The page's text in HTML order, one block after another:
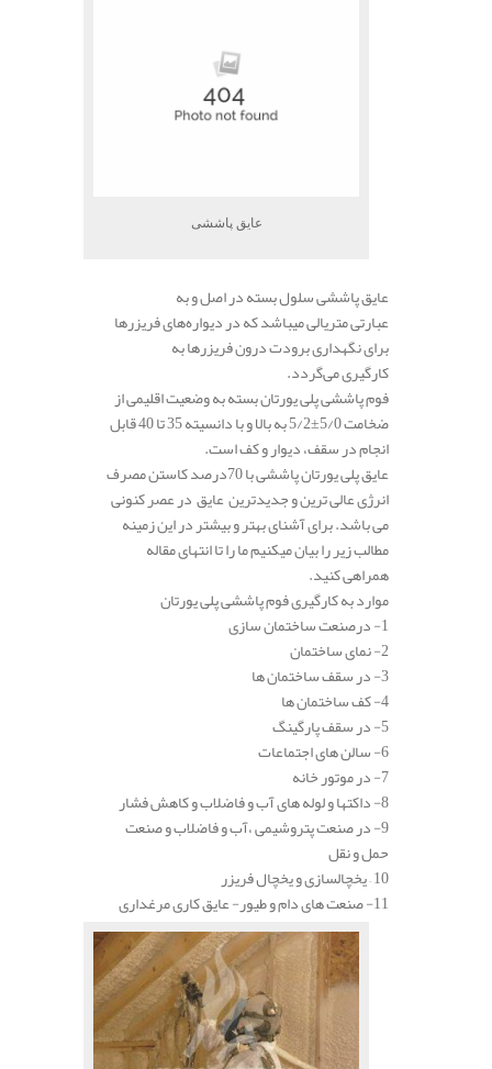
عایق پاششی
عایق پاششی سلول بسته در اصل و به
عبارتی متریالی میباشد که در دیواره‌های فریزر‌ها
برای نگهداری برودت درون فریزرهابه
کارگیری می‌گردد.
فوم پاششی پلی یورتان بسته به وضعیت اقلیمی از
ضخامت 5/0±5/2 به بالا و با دانسیته 35 تا 40 قابل
انجام در سقف، دیوار و کف است.
عایق پلی یورتان پاششی با 70درصد کاستن مصرف
انرژی عالی ترین و جدیدترین عایق در عصر کنونی
می باشد. برای آشنای بهتر و بیشتر در این زمینه
مطالب زیر را بیان میکنیم ما را تا انتهای مقاله
همراهی کنید.
موارد به کارگیری فوم پاششی پلی یورتان
1- درصنعت ساختمان سازی
2- نمای ساختمان
3- در سقف ساختمان ها
4- کف ساختمان ها
5- در سقف پارگینگ
6- سالن های اجتماعات
7- در موتور خانه
8- داکتها و لوله های آب و فاضلاب و کاهش فشار
9- در صنعت پتروشیمی ،آب و فاضلاب و صنعت
حمل و نقل
10 – یخچالسازی و یخچال فریزر
11- صنعت های دام و طیور- عایق کاری مرغداری